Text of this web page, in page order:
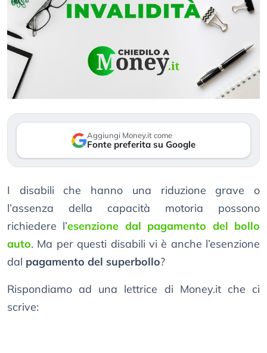
Aggiungi Money.it come
Fonte preferita su Google
I disabili che hanno una riduzione grave o
l’assenza della capacità motoria possono
richiedere l’esenzione dal pagamento del bollo
auto. Ma per questi disabili vi è anche l’esenzione
dal pagamento del superbollo?
Rispondiamo ad una lettrice di Money.it che ci
scrive: